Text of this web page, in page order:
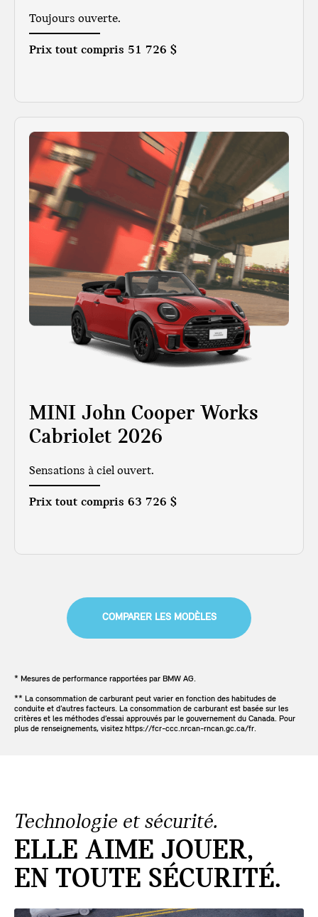
Toujours ouverte.
Prix tout compris 51 726 $
MINI John Cooper Works
Cabriolet 2026
Sensations à ciel ouvert.
Prix tout compris 63 726 $
COMPARER LES MODÈLES
* Mesures de performance rapportées par BMW AG.
** La consommation de carburant peut varier en fonction des habitudes de
conduite et d’autres facteurs. La consommation de carburant est basée sur les
critères et les méthodes d’essai approuvés par le gouvernement du Canada. Pour
plus de renseignements, visitez https://fcr-ccc.nrcan-rncan.gc.ca/fr.
Technologie et sécurité.
ELLE AIME JOUER,
EN TOUTE SÉCURITÉ.